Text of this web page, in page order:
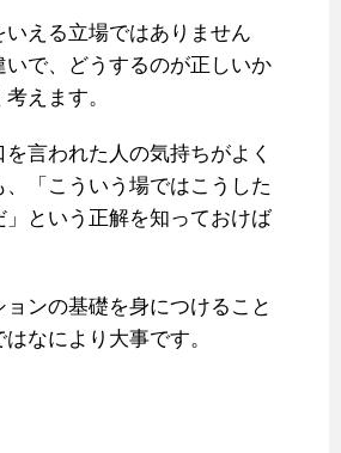
える立場ではありません
いで、どうするのが正しいか
えます。
を言われた人の気持ちがよく
「こういう場ではこうした
」という正解を知っておけば
ョンの基礎を身につけること
なにより大事です。